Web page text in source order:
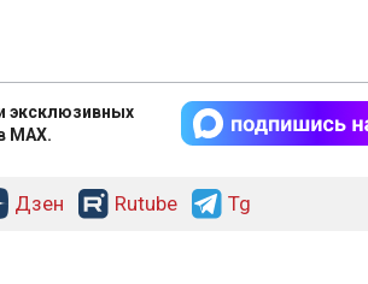
эксклюзивных
MAX.
Дзен Rutube Tg